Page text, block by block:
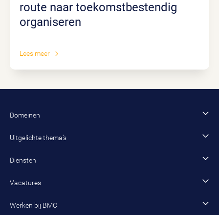
route naar toekomstbestendig
organiseren
Lees meer
Domeinen
Financiën en control
Fysiek domein
Sociaal domein
Uitgelichte thema’s
AIDiensten
Advies en onderzoek
Werving en selectie
Vacatures
Vacature zoeken
Werken bij BMC